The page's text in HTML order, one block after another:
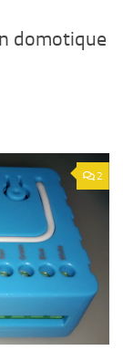
domotique
2